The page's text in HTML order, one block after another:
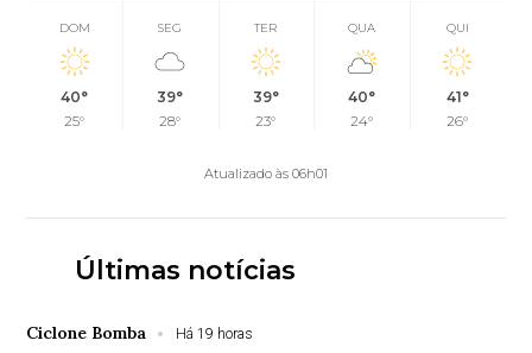
DOM
40°
25°
SEG
39°
28°
TER
39°
23°
QUA
40°
24°
QUI
41°
26°
Atualizado às 06h01
Últimas notícias
Ciclone Bomba Há 19 horas